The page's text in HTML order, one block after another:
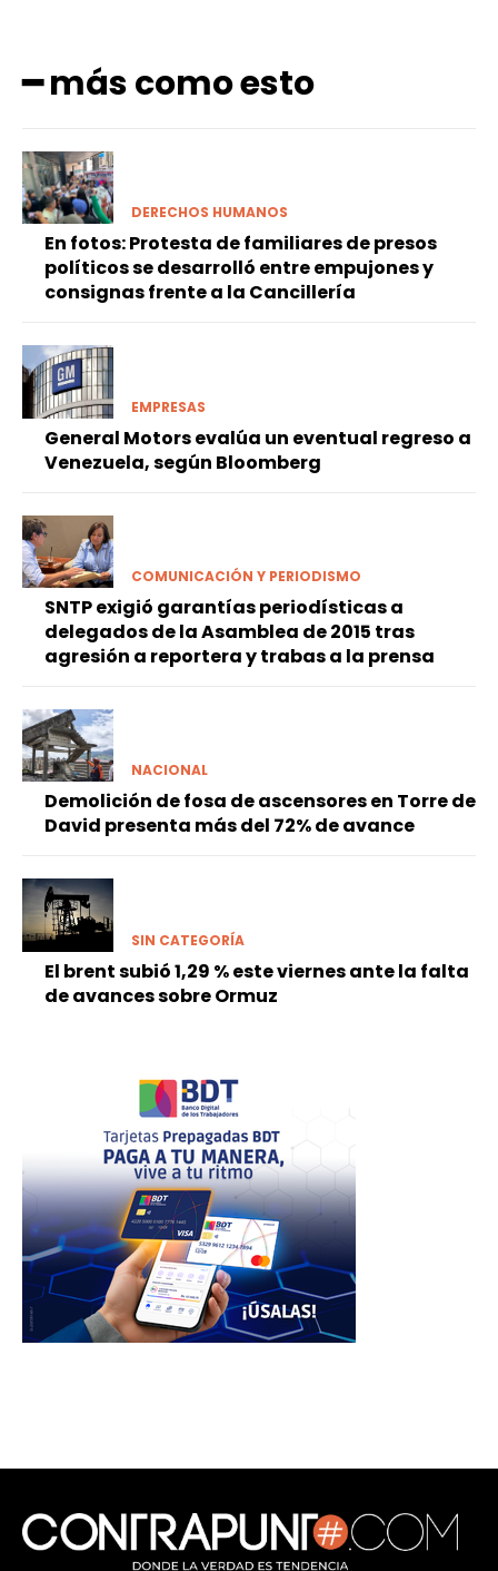
━ más como esto
DERECHOS HUMANOS
En fotos: Protesta de familiares de presos
políticos se desarrolló entre empujones y
consignas frente a la Cancillería
EMPRESAS
General Motors evalúa un eventual regreso a
Venezuela, según Bloomberg
COMUNICACIÓN Y PERIODISMO
SNTP exigió garantías periodísticas a
delegados de la Asamblea de 2015 tras
agresión a reportera y trabas a la prensa
NACIONAL
Demolición de fosa de ascensores en Torre de
David presenta más del 72% de avance
SIN CATEGORÍA
El brent subió 1,29 % este viernes ante la falta
de avances sobre Ormuz